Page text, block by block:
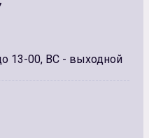
13-00, ВС - выходной